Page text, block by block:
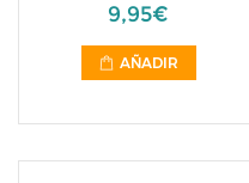
9,95€
AÑADIR